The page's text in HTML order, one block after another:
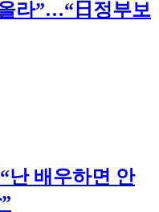
라”…“日정부보
난 배우하면 안